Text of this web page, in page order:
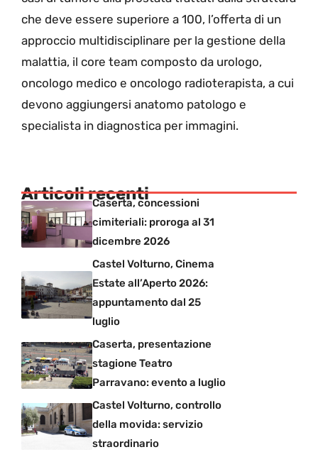
che deve essere superiore a 100, l’offerta di un
approccio multidisciplinare per la gestione della
malattia, il core team composto da urologo,
oncologo medico e oncologo radioterapista, a cui
devono aggiungersi anatomo patologo e
specialista in diagnostica per immagini.
Articoli recenti
Caserta, concessioni
cimiteriali: proroga al 31
dicembre 2026
Castel Volturno, Cinema
Estate all’Aperto 2026:
appuntamento dal 25
luglio
Caserta, presentazione
stagione Teatro
Parravano: evento a luglio
Castel Volturno, controllo
della movida: servizio
straordinario